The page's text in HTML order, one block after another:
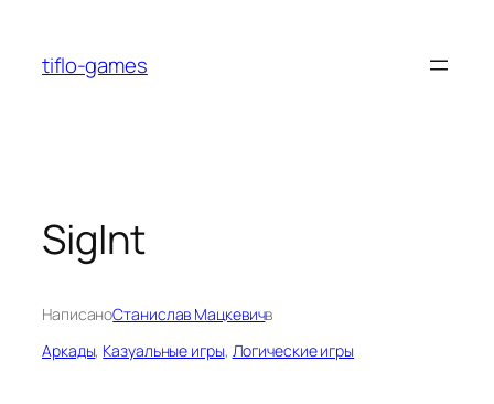
содержимому
tiflo-games
SigInt
НаписаноСтанислав Мацкевичв
Аркады, Казуальные игры, Логические игры